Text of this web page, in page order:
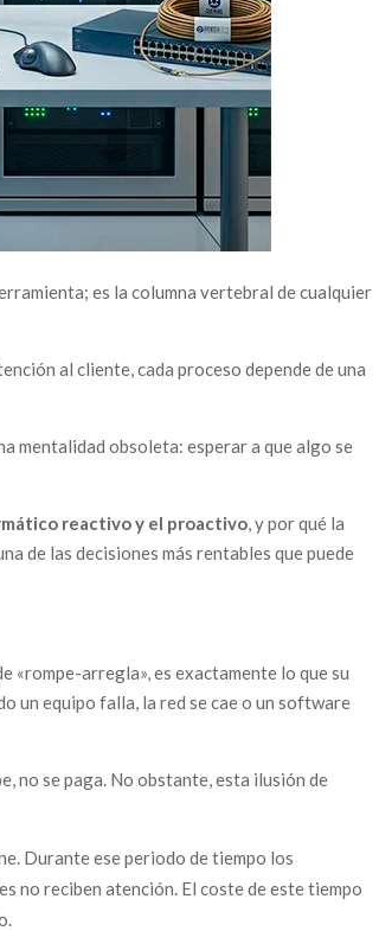
es la columna vertebral de cualquier
al cliente, cada proceso depende de una
mentalidad obsoleta: esperar a que algo se
reactivo y el proactivo, y por qué la
de las decisiones más rentables que puede
«rompe-arregla», es exactamente lo que su
un equipo falla, la red se cae o un software
no se paga. No obstante, esta ilusión de
Durante ese periodo de tiempo los
no reciben atención. El coste de este tiempo